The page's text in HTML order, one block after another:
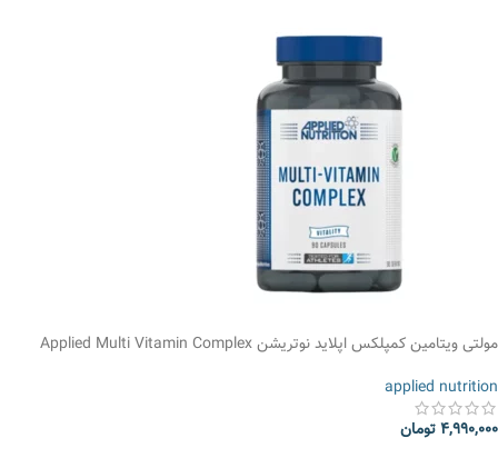
مولتی ویتامین کمپلکس اپلاید نوتریشن Applied Multi Vitamin Complex
applied nutrition
4,990,000تومان